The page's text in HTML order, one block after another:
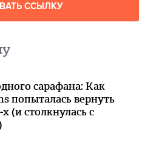
ССЫЛКУ
сарафана: Как
попыталась вернуть
(и столкнулась с